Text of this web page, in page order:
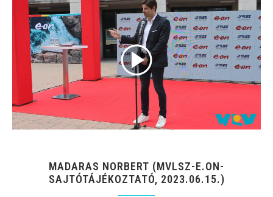
MADARAS NORBERT (MVLSZ-E.ON-
SAJTÓTÁJÉKOZTATÓ, 2023.06.15.)